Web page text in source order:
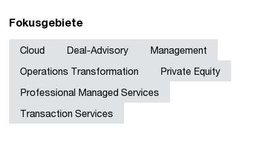
Fokusgebiete
Cloud Deal-Advisory
Management
Operations Transformation
Private Equity
Professional Managed Services
Transaction Services